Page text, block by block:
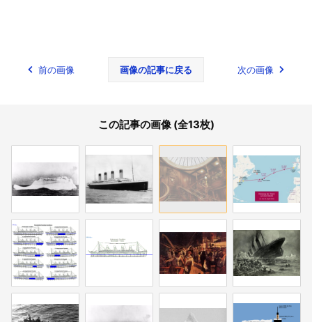
前の画像 画像の記事に戻る 次の画像
この記事の画像 (全13枚)